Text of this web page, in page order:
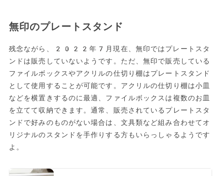
無印のプレートスタンド
残念ながら、2022年7月現在、無印ではプレートスタ
ンドは販売していないようです。ただ、無印で販売している
ファイルボックスやアクリルの仕切り棚はプレートスタンド
として使用することが可能です。アクリルの仕切り棚は小皿
などを横置きするのに最適、ファイルボックスは複数のお皿
を立てて収納できます。通常、販売されているプレートスタ
ンドで好みのものがない場合は、文具類など組み合わせてオ
リジナルのスタンドを手作りする方もいらっしゃるようです
よ。